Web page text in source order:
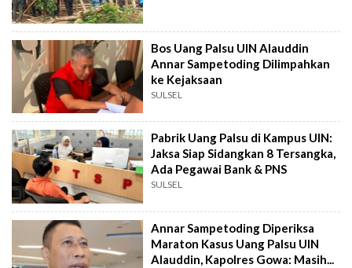
Bos Uang Palsu UIN Alauddin
Annar Sampetoding Dilimpahkan
ke Kejaksaan
SULSEL
Pabrik Uang Palsu di Kampus UIN:
Jaksa Siap Sidangkan 8 Tersangka,
Ada Pegawai Bank & PNS
SULSEL
Annar Sampetoding Diperiksa
Maraton Kasus Uang Palsu UIN
Alauddin, Kapolres Gowa: Masih...